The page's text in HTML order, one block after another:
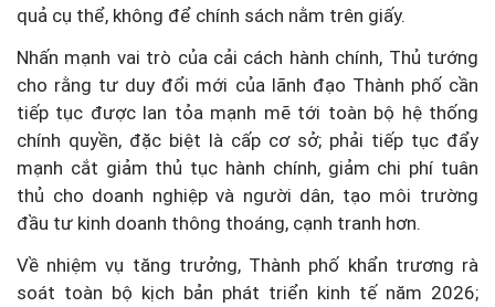
quả cụ thể, không để chính sách nằm trên giấy.
Nhấn mạnh vai trò của cải cách hành chính, Thủ tướng
cho rằng tư duy đổi mới của lãnh đạo Thành phố cần
tiếp tục được lan tỏa mạnh mẽ tới toàn bộ hệ thống
chính quyền, đặc biệt là cấp cơ sở; phải tiếp tục đẩy
mạnh cắt giảm thủ tục hành chính, giảm chi phí tuân
thủ cho doanh nghiệp và người dân, tạo môi trường
đầu tư kinh doanh thông thoáng, cạnh tranh hơn.
Về nhiệm vụ tăng trưởng, Thành phố khẩn trương rà
soát toàn bộ kịch bản phát triển kinh tế năm 2026;